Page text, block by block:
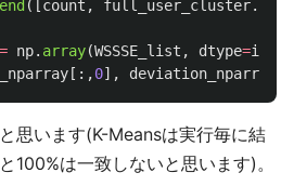
([ count , full_user_cluster.
= np. array(WSSSE_list , dtype=int
[:,0], deviation_nparray
思います(K-Meansは実行毎に結
100%は一致しないと思います)。